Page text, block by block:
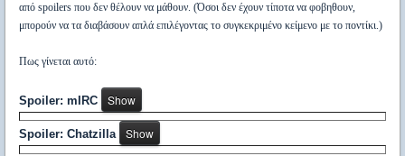
από spoilers που δεν θέλουν να μάθουν. (Όσοι δεν έχουν τίποτα να φοβηθουν,
μπορούν να τα διαβάσουν απλά επιλέγοντας το συγκεκριμένο κείμενο με το ποντίκι.)
Πως γίνεται αυτό:
Spoiler: mIRC
Spoiler: Chatzilla